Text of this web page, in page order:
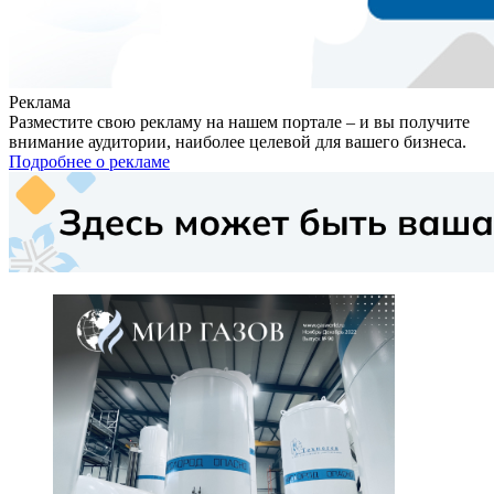
Реклама
Разместите свою рекламу на нашем портале – и вы получите
внимание аудитории, наиболее целевой для вашего бизнеса.
Подробнее о рекламе